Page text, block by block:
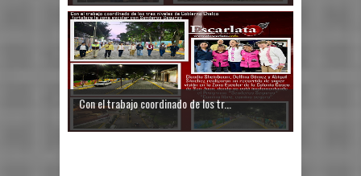
Con el trabajo coordinado de los tr...